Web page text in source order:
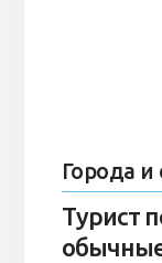
Города и
Турист